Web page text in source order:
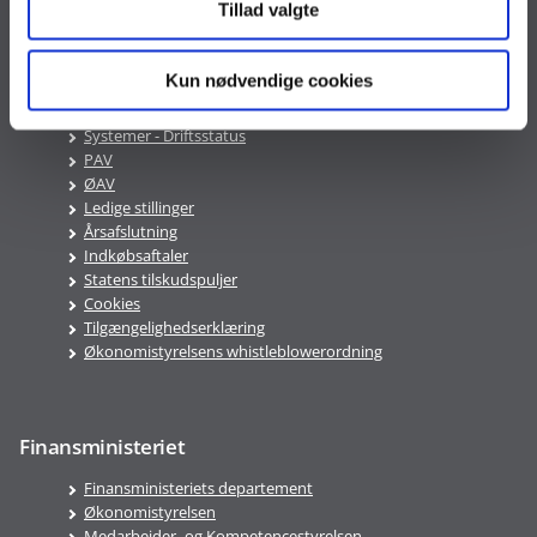
Tillad valgte
Kun nødvendige cookies
Systemer - Driftsstatus
PAV
ØAV
Ledige stillinger
Årsafslutning
Indkøbsaftaler
Statens tilskudspuljer
Cookies
Tilgængelighedserklæring
Økonomistyrelsens whistleblowerordning
Finansministeriet
Finansministeriets departement
Økonomistyrelsen